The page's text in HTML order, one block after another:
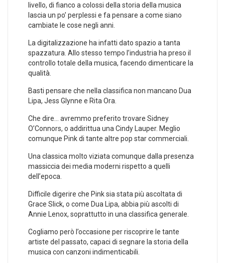
livello, di fianco a colossi della storia della musica
lascia un po’ perplessi e fa pensare a come siano
cambiate le cose negli anni.
La digitalizzazione ha infatti dato spazio a tanta
spazzatura. Allo stesso tempo l’industria ha preso il
controllo totale della musica, facendo dimenticare la
qualità.
Basti pensare che nella classifica non mancano Dua
Lipa, Jess Glynne e Rita Ora.
Che dire… avremmo preferito trovare Sidney
O’Connors, o addirittua una Cindy Lauper. Meglio
comunque Pink di tante altre pop star commerciali.
Una classica molto viziata comunque dalla presenza
massiccia dei media moderni rispetto a quelli
dell’epoca.
Difficile digerire che Pink sia stata più ascoltata di
Grace Slick, o come Dua Lipa, abbia più ascolti di
Annie Lenox, soprattutto in una classifica generale.
Cogliamo però l’occasione per riscoprire le tante
artiste del passato, capaci di segnare la storia della
musica con canzoni indimenticabili.